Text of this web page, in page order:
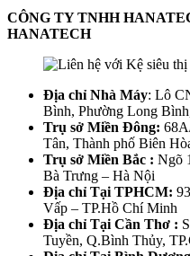
CÔNG TY TNHH
HANATECH
Địa chỉ Nhà Máy: Lô
Bình, Phường Long
Trụ sở Miền Đông:
Tân, Thành phố Biên
Trụ sở Miền Bắc : Ngõ
Bà Trưng – Hà Nội
Địa chỉ Tại TPHCM:
Vấp – TP.Hồ Chí Minh
Địa chỉ Tại Cần Thơ :
Tuyền, Q.Bình Thủy,